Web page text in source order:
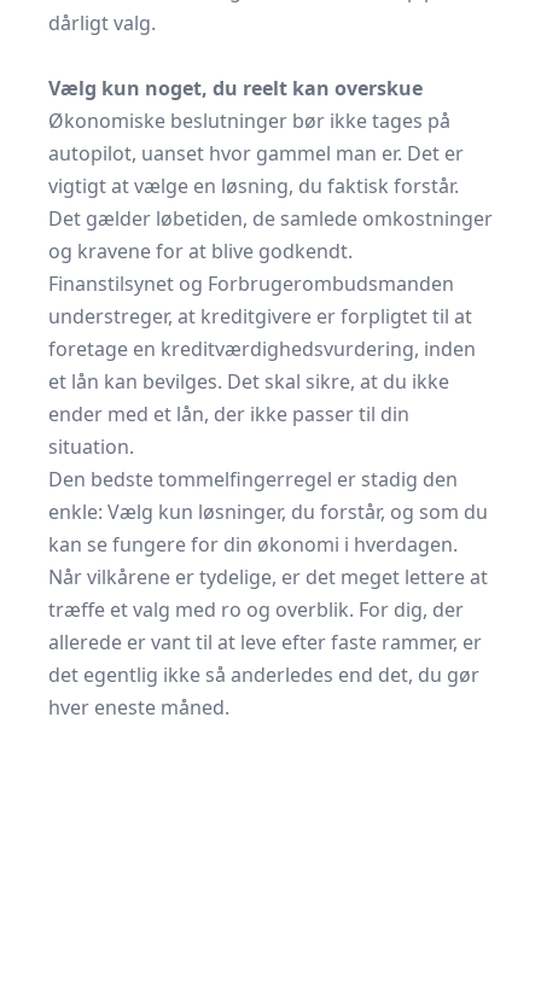
dårligt valg.
Vælg kun noget, du reelt kan overskue
Økonomiske beslutninger bør ikke tages på
autopilot, uanset hvor gammel man er. Det er
vigtigt at vælge en løsning, du faktisk forstår.
Det gælder løbetiden, de samlede omkostninger
og kravene for at blive godkendt.
Finanstilsynet og Forbrugerombudsmanden
understreger, at kreditgivere er forpligtet til at
foretage en kreditværdighedsvurdering, inden
et lån kan bevilges. Det skal sikre, at du ikke
ender med et lån, der ikke passer til din
situation.
Den bedste tommelfingerregel er stadig den
enkle: Vælg kun løsninger, du forstår, og som du
kan se fungere for din økonomi i hverdagen.
Når vilkårene er tydelige, er det meget lettere at
træffe et valg med ro og overblik. For dig, der
allerede er vant til at leve efter faste rammer, er
det egentlig ikke så anderledes end det, du gør
hver eneste måned.